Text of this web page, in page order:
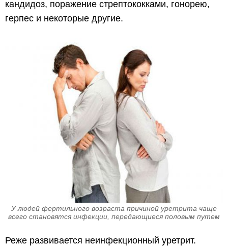
кандидоз, поражение стрептококками, гонорею,
герпес и некоторые другие.
У людей фертильного возраста причиной уретрита чаще
всего становятся инфекции, передающиеся половым путем
Реже развивается неинфекционный уретрит.